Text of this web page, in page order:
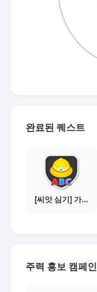
완료된 퀘스트
[씨앗 심기] 가이드보기 - 매체별 활동 가이드
주력 홍보 캠페인